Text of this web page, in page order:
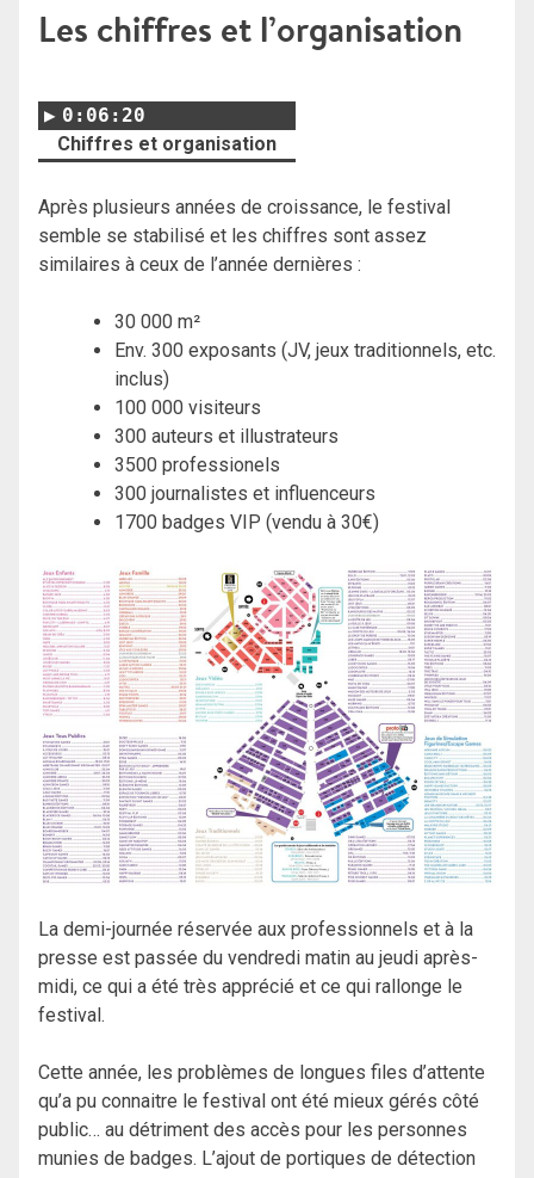
Les chiffres et l’organisation
0:06:20
Chiffres et organisation
Après plusieurs années de croissance, le festival
semble se stabilisé et les chiffres sont assez
similaires à ceux de l’année dernières :
30 000 m²
Env. 300 exposants (JV, jeux traditionnels, etc.
inclus)
100 000 visiteurs
300 auteurs et illustrateurs
3500 professionels
300 journalistes et influenceurs
1700 badges VIP (vendu à 30€)
La demi-journée réservée aux professionnels et à la
presse est passée du vendredi matin au jeudi après-
midi, ce qui a été très apprécié et ce qui rallonge le
festival.
Cette année, les problèmes de longues files d’attente
qu’a pu connaitre le festival ont été mieux gérés côté
public… au détriment des accès pour les personnes
munies de badges. L’ajout de portiques de détection